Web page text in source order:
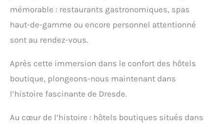
mémorable : restaurants gastronomiques, spas
haut-de-gamme ou encore personnel attentionné
sont au rendez-vous.
Après cette immersion dans le confort des hôtels
boutique, plongeons-nous maintenant dans
l’histoire fascinante de Dresde.
Au cœur de l’histoire : hôtels boutiques situés dans